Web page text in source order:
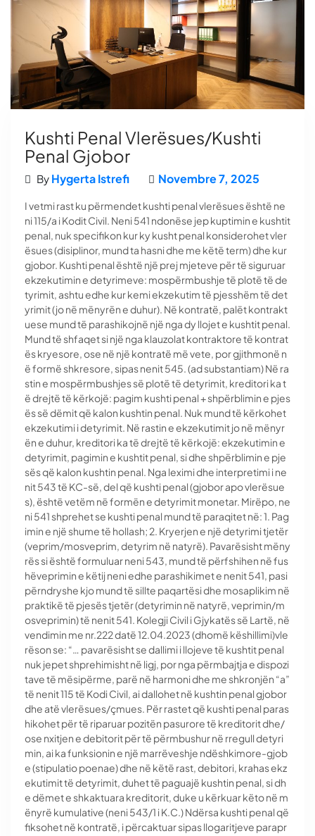
Kushti Penal Vlerësues/kushti
Penal Gjobor
By Hygerta Istrefi Novembre 7, 2025
I vetmi rast ku përmendet kushti penal vlerësues është ne
ni 115/a i Kodit Civil. Neni 541 ndonëse jep kuptimin e kushtit
penal, nuk specifikon kur ky kusht penal konsiderohet vler
ësues (disiplinor, mund ta hasni dhe me këtë term) dhe kur
gjobor. Kushti penal është një prej mjeteve për të siguruar
ekzekutimin e detyrimeve: mospërmbushje të plotë të de
tyrimit, ashtu edhe kur kemi ekzekutim të pjesshëm të det
yrimit (jo në mënyrën e duhur). Në kontratë, palët kontrakt
uese mund të parashikojnë një nga dy llojet e kushtit penal.
Mund të shfaqet si një nga klauzolat kontraktore të kontrat
ës kryesore, ose në një kontratë më vete, por gjithmonë n
ë formë shkresore, sipas nenit 545. (ad substantiam) Në ra
stin e mospërmbushjes së plotë të detyrimit, kreditori ka t
ë drejtë të kërkojë: pagim kushti penal + shpërblimin e pjes
ës së dëmit që kalon kushtin penal. Nuk mund të kërkohet
ekzekutimi i detyrimit. Në rastin e ekzekutimit jo në mënyr
ën e duhur, kreditori ka të drejtë të kërkojë: ekzekutimin e
detyrimit, pagimin e kushtit penal, si dhe shpërblimin e pje
sës që kalon kushtin penal. Nga leximi dhe interpretimi i ne
nit 543 të KC-së, del që kushti penal (gjobor apo vlerësue
s), është vetëm në formën e detyrimit monetar. Mirëpo, ne
ni 541 shprehet se kushti penal mund të paraqitet në: 1. Pag
imin e një shume të hollash; 2. Kryerjen e një detyrimi tjetër
(veprim/mosveprim, detyrim në natyrë). Pavarësisht mëny
rës si është formuluar neni 543, mund të përfshihen në fus
hëveprimin e këtij neni edhe parashikimet e nenit 541, pasi
përndryshe kjo mund të sillte paqartësi dhe mosaplikim në
praktikë të pjesës tjetër (detyrimin në natyrë, veprimin/m
osveprimin) të nenit 541. Kolegji Civil i Gjykatës së Lartë, në
vendimin me nr.222 datë 12.04.2023 (dhomë këshillimi)vle
rëson se: “… pavarësisht se dallimi i llojeve të kushtit penal
nuk jepet shprehimisht në ligj, por nga përmbajtja e dispozi
tave të mësipërme, parë në harmoni dhe me shkronjën “a”
të nenit 115 të Kodi Civil, ai dallohet në kushtin penal gjobor
dhe atë vlerësues/çmues. Për rastet që kushti penal paras
hikohet për të riparuar pozitën pasurore të kreditorit dhe/
ose nxitjen e debitorit për të përmbushur në rregull detyri
min, ai ka funksionin e një marrëveshje ndëshkimore-gjob
e (stipulatio poenae) dhe në këtë rast, debitori, krahas ekz
ekutimit të detyrimit, duhet të paguajë kushtin penal, si dh
e dëmet e shkaktuara kreditorit, duke u kërkuar këto në m
ënyrë kumulative (neni 543/1 i K.C.) Ndërsa kushti penal që
fiksohet në kontratë, i përcaktuar sipas llogaritjeve parapr